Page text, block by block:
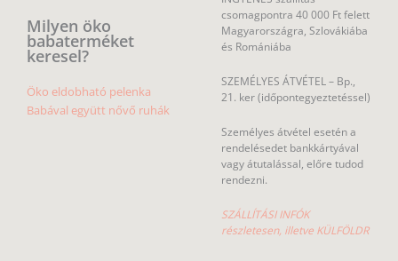
Milyen öko
babaterméket
keresel?
Öko eldobható pelenka
Babával együtt nővő ruhák
csomagpontra 40 000 Ft felett
Magyarországra, Szlovákiába
és Romániába
SZEMÉLYES ÁTVÉTEL – Bp.,
21. ker (időpontegyeztetéssel)
Személyes átvétel esetén a
rendelésedet bankkártyával
vagy átutalással, előre tudod
rendezni.
SZÁLLÍTÁSI INFÓK
részletesen, illetve KÜLFÖLDR